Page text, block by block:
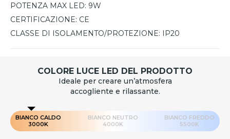
POTENZA MAX LED: 9W
CERTIFICAZIONE: CE
CLASSE DI ISOLAMENTO/PROTEZIONE: IP20
COLORE LUCE LED DEL PRODOTTO
Ideale per creare un’atmosfera
accogliente e rilassante.
BIANCO CALDO
3000K
BIANCO NEUTRO
4000K
BIANCO FREDDO
5500K